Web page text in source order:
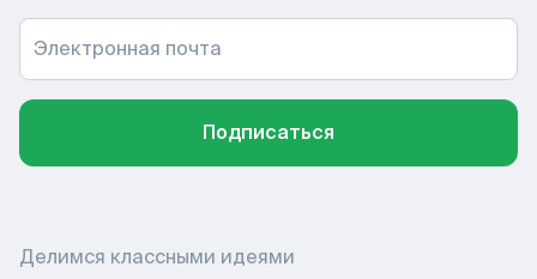
Электронная почта
Подписаться
Делимся классными идеями